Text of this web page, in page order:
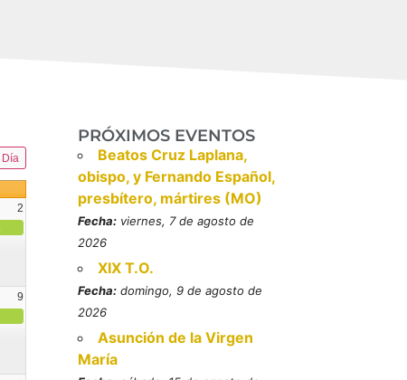
Día
2
9
mártires (MO)
PRÓXIMOS EVENTOS
Beatos Cruz Laplana,
obispo, y Fernando Español,
presbítero, mártires (MO)
Fecha: viernes, 7 de agosto de
2026
XIX T.O.
Fecha: domingo, 9 de agosto de
2026
Asunción de la Virgen
María